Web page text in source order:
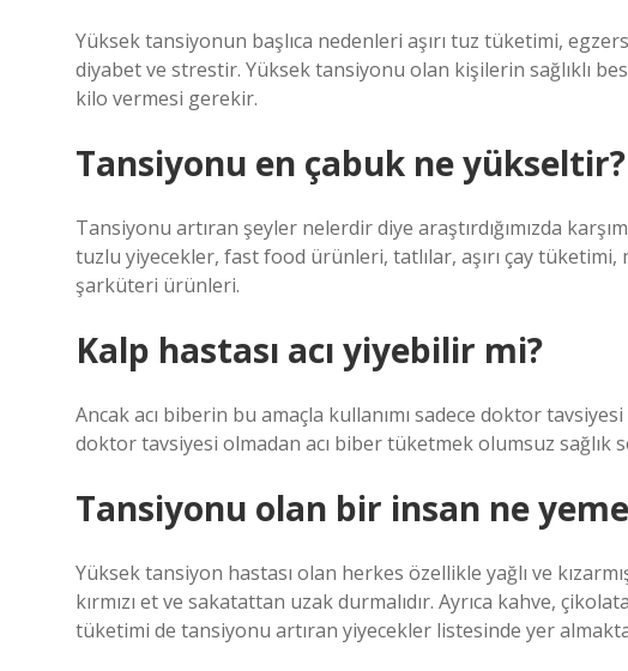
Yüksek tansiyonun başlıca nedenleri aşırı tuz tüketimi,
diyabet ve strestir. Yüksek tansiyonu olan kişilerin sağlıklı
kilo vermesi gerekir.
Tansiyonu en çabuk ne yükseltir?
Tansiyonu artıran şeyler nelerdir diye araştırdığımızda
tuzlu yiyecekler, fast food ürünleri, tatlılar, aşırı çay
şarküteri ürünleri.
Kalp hastası acı yiyebilir mi?
Ancak acı biberin bu amaçla kullanımı sadece doktor
doktor tavsiyesi olmadan acı biber tüketmek olumsuz sağlık
Tansiyonu olan bir insan ne
Yüksek tansiyon hastası olan herkes özellikle yağlı ve
kırmızı et ve sakatattan uzak durmalıdır. Ayrıca kahve,
tüketimi de tansiyonu artıran yiyecekler listesinde yer